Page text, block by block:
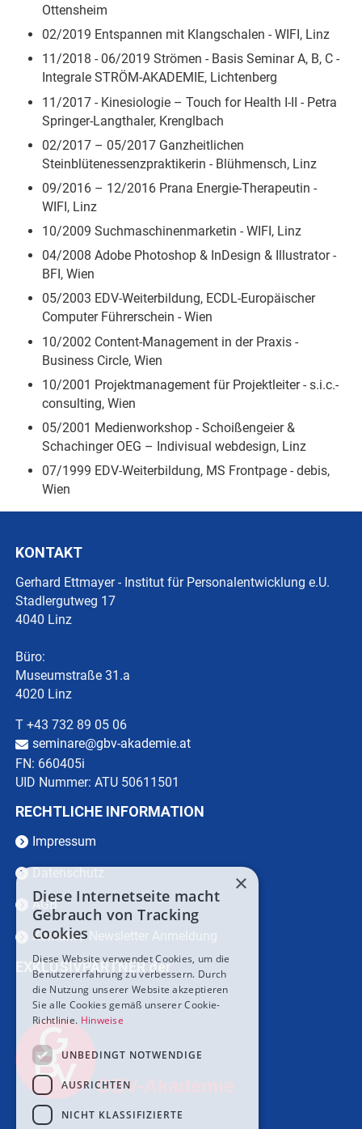
Ottensheim
02/2019 Entspannen mit Klangschalen - WIFI, Linz
11/2018 - 06/2019 Strömen - Basis Seminar A, B, C -
Integrale STRÖM-AKADEMIE, Lichtenberg
11/2017 - Kinesiologie – Touch for Health I-II - Petra
Springer-Langthaler, Krenglbach
02/2017 – 05/2017 Ganzheitlichen
Steinblütenessenzpraktikerin - Blühmensch, Linz
09/2016 – 12/2016 Prana Energie-Therapeutin -
WIFI, Linz
10/2009 Suchmaschinenmarketin - WIFI, Linz
04/2008 Adobe Photoshop & InDesign & Illustrator -
BFI, Wien
05/2003 EDV-Weiterbildung, ECDL-Europäischer
Computer Führerschein - Wien
10/2002 Content-Management in der Praxis -
Business Circle, Wien
10/2001 Projektmanagement für Projektleiter - s.i.c.-
consulting, Wien
05/2001 Medienworkshop - Schoißengeier &
Schachinger OEG – Indivisual webdesign, Linz
07/1999 EDV-Weiterbildung, MS Frontpage - debis,
Wien
KONTAKT
Gerhard Ettmayer - Institut für Personalentwicklung e.U.
Stadlergutweg 17
4040 Linz
Büro:
Museumstraße 31.a
4020 Linz
T +43 732 89 05 06
seminare@gbv-akademie.at
FN: 660405i
UID Nummer: ATU 50611501
RECHTLICHE INFORMATION
Impressum
Datenschutz
AGB
Kontakt / Newsletter Anmeldung
EXKLUSIVPARTNER der
GBV-Akademie
×
Diese Internetseite macht
Gebrauch von Tracking
Cookies
Diese Website verwendet Cookies, um die
Benutzererfahrung zu verbessern. Durch
die Nutzung unserer Website akzeptieren
Sie alle Cookies gemäß unserer Cookie-
Richtlinie. Hinweise
UNBEDINGT NOTWENDIGE
AUSRICHTEN
NICHT KLASSIFIZIERTE